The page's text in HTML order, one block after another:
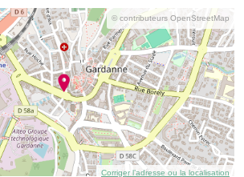
© contributeurs OpenStreetMap
Corriger l’adresse ou la localisation